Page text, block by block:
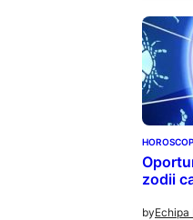
HOROSCOP
zodii
byEchipa